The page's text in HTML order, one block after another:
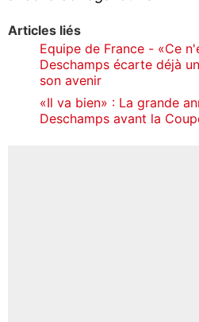
Articles liés
Equipe de France - «Ce
Deschamps écarte déjà
son avenir
«Il va bien» : La grande
Deschamps avant la